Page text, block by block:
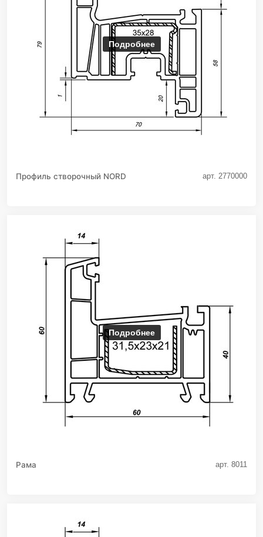
Подробнее
Профиль створочный NORD арт. 2770000
Подробнее
Рама арт. 8011